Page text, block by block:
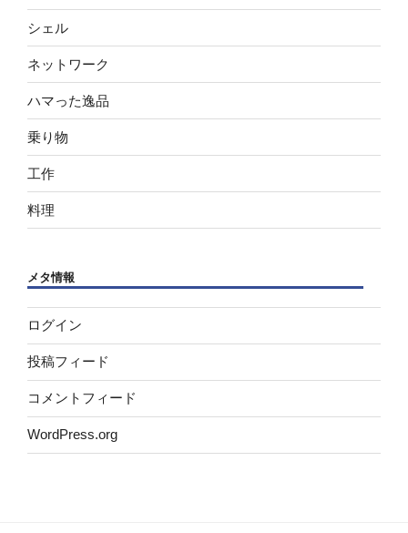
シェル
ネットワーク
ハマった逸品
乗り物
工作
料理
メタ情報
ログイン
投稿フィード
コメントフィード
WordPress.org